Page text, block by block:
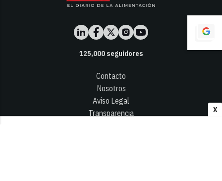
X
125,000seguidores
Contacto
Nosotros
Aviso Legal
Transparencia